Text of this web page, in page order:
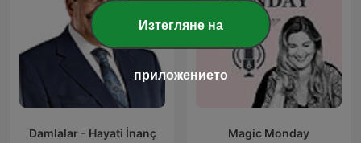
Damlalar - Hayati İnanç Magic Monday
Изтегляне на
приложението